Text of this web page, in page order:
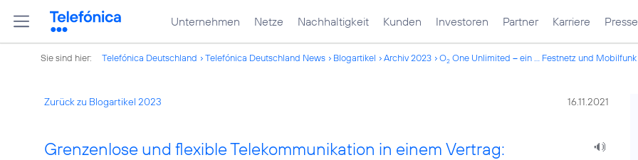
Unternehmen Netze Nachhaltigkeit Kunden Investoren Partner Karriere Presse
Sie sind hier: Telefónica Deutschland Telefónica Deutschland News Blogartikel Archiv 2023 O2 One Unlimited – ein ... Festnetz und Mobilfunk
Zurück zu Blogartikel 2023 16.11.2021
Grenzenlose und flexible Telekommunikation in einem Vertrag: